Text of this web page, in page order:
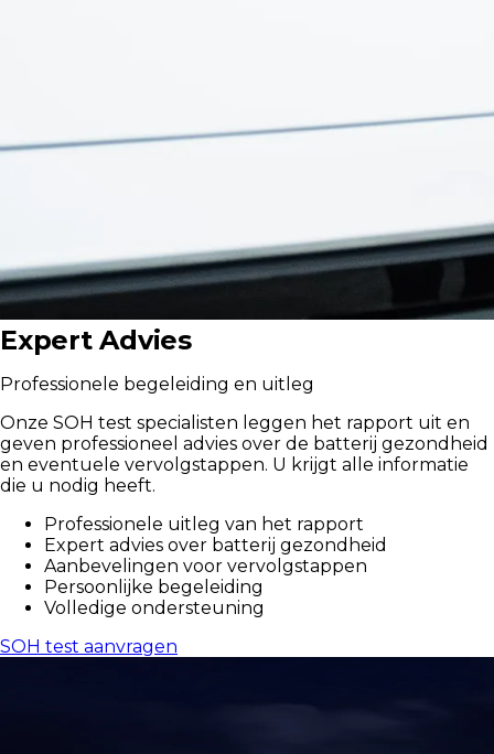
Expert Advies
Professionele begeleiding en uitleg
Onze SOH test specialisten leggen het rapport uit en
geven professioneel advies over de batterij gezondheid
en eventuele vervolgstappen. U krijgt alle informatie
die u nodig heeft.
Professionele uitleg van het rapport
Expert advies over batterij gezondheid
Aanbevelingen voor vervolgstappen
Persoonlijke begeleiding
Volledige ondersteuning
SOH test aanvragen